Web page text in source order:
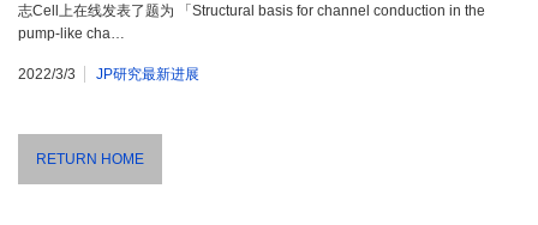
志Cell上在线发表了题为 「Structural basis for channel conduction in the
pump-like cha…
2022/3/3 JP研究最新进展
RETURN HOME